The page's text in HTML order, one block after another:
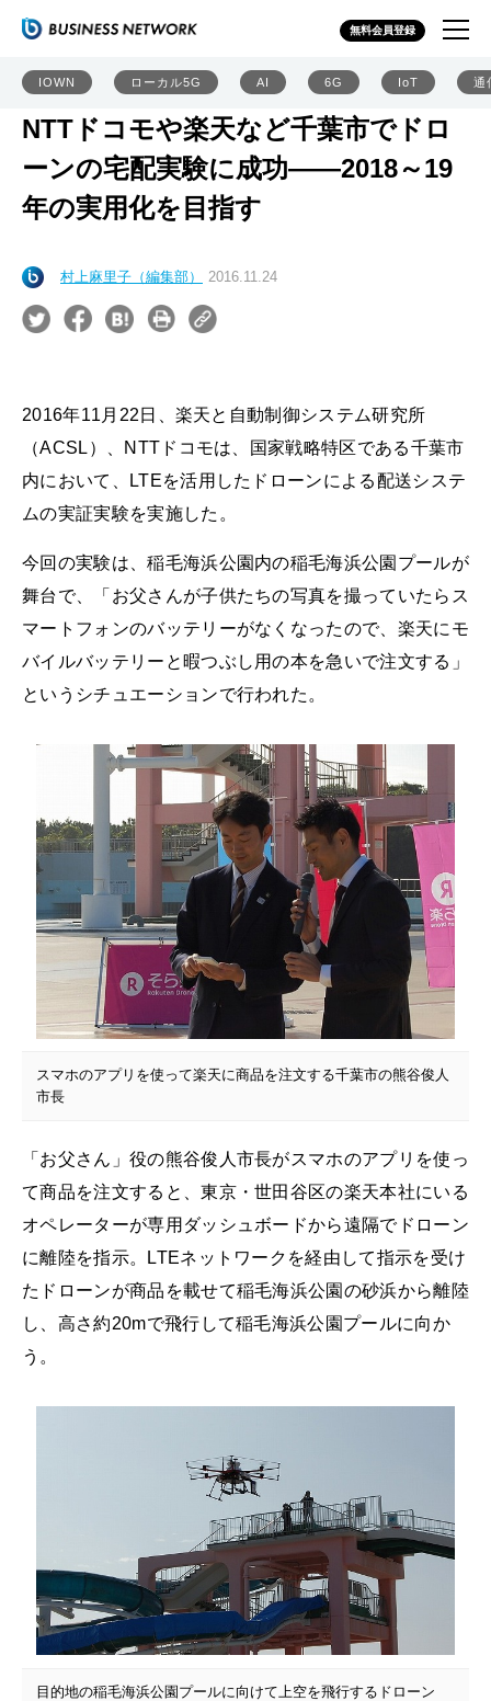
無料会員登録
IOWN ローカル5G AI 6G IoT 通
NTTドコモや楽天など千葉市でドロ
ーンの宅配実験に成功――2018～19
年の実用化を目指す
村上麻里子（編集部） 2016.11.24
2016年11月22日、楽天と自動制御システム研究所
（ACSL）、NTTドコモは、国家戦略特区である千葉市
内において、LTEを活用したドローンによる配送システ
ムの実証実験を実施した。
今回の実験は、稲毛海浜公園内の稲毛海浜公園プールが
舞台で、「お父さんが子供たちの写真を撮っていたらス
マートフォンのバッテリーがなくなったので、楽天にモ
バイルバッテリーと暇つぶし用の本を急いで注文する」
というシチュエーションで行われた。
スマホのアプリを使って楽天に商品を注文する千葉市の熊谷俊人
市長
「お父さん」役の熊谷俊人市長がスマホのアプリを使っ
て商品を注文すると、東京・世田谷区の楽天本社にいる
オペレーターが専用ダッシュボードから遠隔でドローン
に離陸を指示。LTEネットワークを経由して指示を受け
たドローンが商品を載せて稲毛海浜公園の砂浜から離陸
し、高さ約20mで飛行して稲毛海浜公園プールに向か
う。
目的地の稲毛海浜公園プールに向けて上空を飛行するドローン